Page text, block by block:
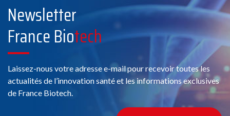
Conseil
Voir la fiche
Newsletter
France Biotech
Laissez-nous votre adresse e-mail pour recevoir toutes les
actualités de l’innovation santé et les informations exclusives
de France Biotech.